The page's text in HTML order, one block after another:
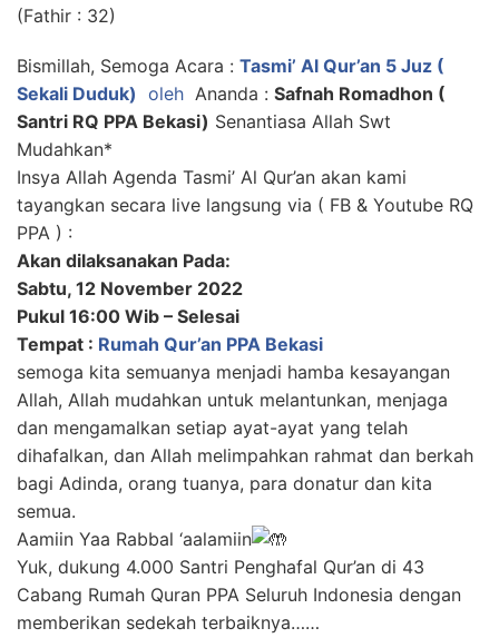
(Fathir : 32)
Bismillah, Semoga Acara : Tasmi’ Al Qur’an 5 Juz (
Sekali Duduk) oleh Ananda : Safnah Romadhon (
Santri RQ PPA Bekasi) Senantiasa Allah Swt
Mudahkan*
Insya Allah Agenda Tasmi’ Al Qur’an akan kami
tayangkan secara live langsung via ( FB & Youtube RQ
PPA ) :
Akan dilaksanakan Pada:
Sabtu, 12 November 2022
Pukul 16:00 Wib – Selesai
Tempat : Rumah Qur’an PPA Bekasi
semoga kita semuanya menjadi hamba kesayangan
Allah, Allah mudahkan untuk melantunkan, menjaga
dan mengamalkan setiap ayat-ayat yang telah
dihafalkan, dan Allah melimpahkan rahmat dan berkah
bagi Adinda, orang tuanya, para donatur dan kita
semua.
Aamiin Yaa Rabbal ‘aalamiin
Yuk, dukung 4.000 Santri Penghafal Qur’an di 43
Cabang Rumah Quran PPA Seluruh Indonesia dengan
memberikan sedekah terbaiknya……